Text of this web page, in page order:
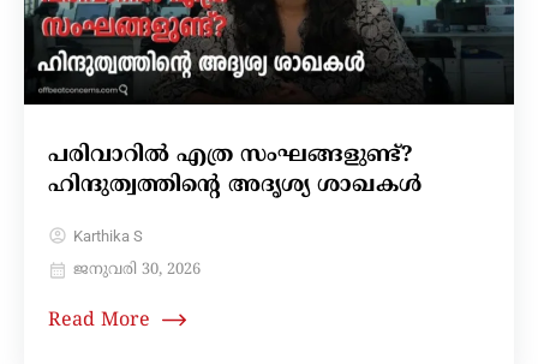
പരിവാറിൽ എത്ര സംഘങ്ങളുണ്ട്?
ഹിന്ദുത്വത്തിന്റെ അദൃശ്യ ശാഖകൾ
Karthika S
ജനുവരി 30, 2026
Read More